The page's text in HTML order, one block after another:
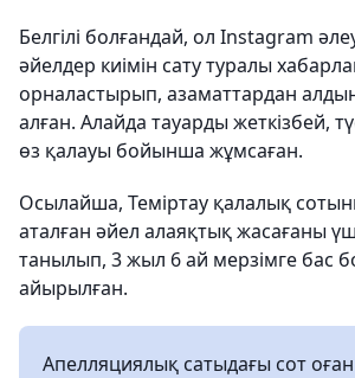
Белгілі болғандай, ол Instagram
әйелдер киімін сату туралы
орналастырып, азаматтардан
алған. Алайда тауарды жеткізбей,
өз қалауы бойынша жұмсаған.
Осылайша, Теміртау қалалық
аталған әйел алаяқтық жасағаны
танылып, 3 жыл 6 ай мерзімге бас
айырылған.
Апелляциялық сатыдағы сот